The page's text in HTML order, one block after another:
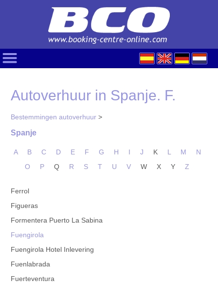
Autoverhuur in Spanje. F.
Bestemmingen autoverhuur >
Spanje
A B C D E F G H I J K L M
N
O
P Q R S T U V W X Y Z
Ferrol
Figueras
Formentera Puerto La Sabina
Fuengirola
Fuengirola Hotel Inlevering
Fuenlabrada
Fuerteventura